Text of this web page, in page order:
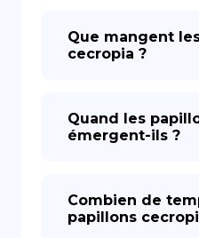
Que mangent
cecropia ?
Quand les
émergent-ils ?
Combien de
papillons